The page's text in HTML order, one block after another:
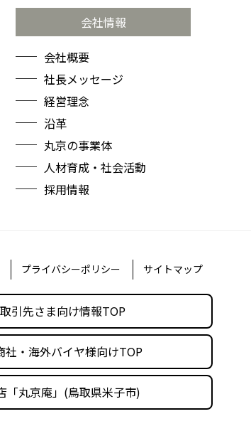
会社情報
会社概要
社長メッセージ
経営理念
沿革
丸京の事業体
人材育成・社会活動
採用情報
プライバシーポリシー サイトマップ
引先さま向け情報TOP
社・海外バイヤ様向けTOP
「丸京庵」(鳥取県米子市)